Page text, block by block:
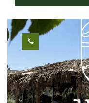
בין שעה לשעתיים (בהתאם לבחירה). למי זה מתאים: הרכיבה מגיל 16
ומעלה , ילדים בגילאי 1-4 במושב רתום מאחורה, ילדים בגילאי 5-12 ניתן
ולחתום על הצהרת
להזמנות: